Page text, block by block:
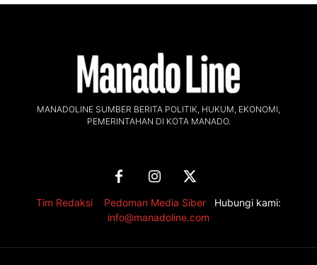
MANADOLINE SUMBER BERITA POLITIK, HUKUM, EKONOMI,
PEMERINTAHAN DI KOTA MANADO.
Tim Redaksi Pedoman Media Siber
Hubungi kami:
info@manadoline.com